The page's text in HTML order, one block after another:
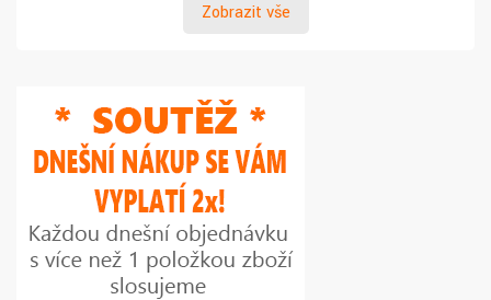
Zobrazit vše